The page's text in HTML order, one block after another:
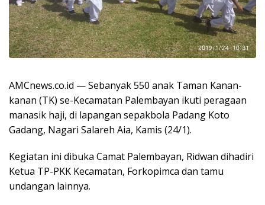
AMCnews.co.id — Sebanyak 550 anak Taman Kanan-
kanan (TK) se-Kecamatan Palembayan ikuti peragaan
manasik haji, di lapangan sepakbola Padang Koto
Gadang, Nagari Salareh Aia, Kamis (24/1).
Kegiatan ini dibuka Camat Palembayan, Ridwan dihadiri
Ketua TP-PKK Kecamatan, Forkopimca dan tamu
undangan lainnya.